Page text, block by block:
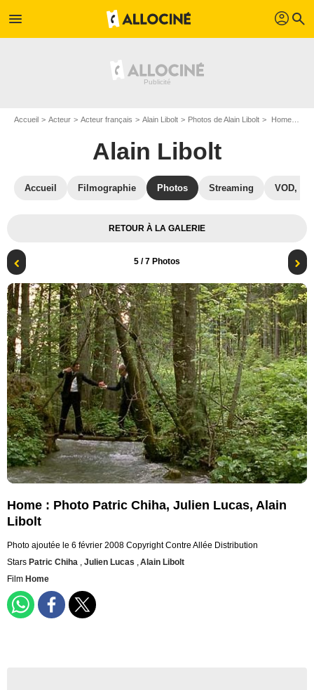
menu profil search
Accueil Acteur Acteur français Alain Libolt Photos de Alain Libolt Home : Photo Patric Chiha, Julien Lucas, Alain Libolt
Alain Libolt
Accueil Filmographie Photos Streaming VOD,
RETOUR À LA GALERIE
5 / 7 Photos
Home : Photo Patric Chiha, Julien Lucas, Alain
Libolt
Photo ajoutée le 6 février 2008 Copyright Contre Allée Distribution
Stars Patric Chiha , Julien Lucas ,Alain Libolt
Film Home